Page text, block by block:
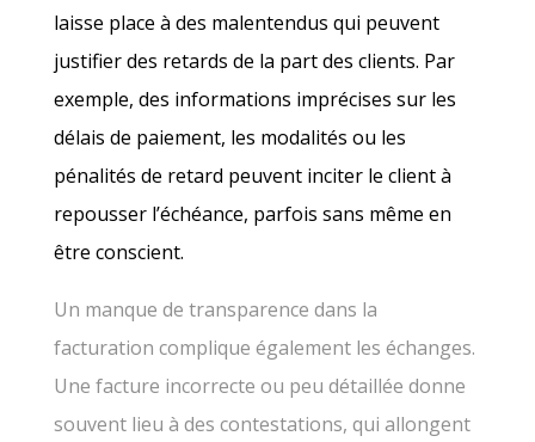
laisse place à des malentendus qui peuvent
justifier des retards de la part des clients. Par
exemple, des informations imprécises sur les
délais de paiement, les modalités ou les
pénalités de retard peuvent inciter le client à
repousser l’échéance, parfois sans même en
être conscient.
Un manque de transparence dans la
facturation complique également les échanges.
Une facture incorrecte ou peu détaillée donne
souvent lieu à des contestations, qui allongent